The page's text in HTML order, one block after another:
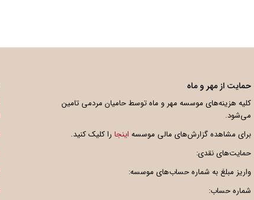
حمایت از مهر و ماه
کلیه هزینه‌های موسسه مهر و ماه توسط حامیان مردمی تامین
می‌شود.
برای مشاهده گزارش‌های مالی موسسه اینجارا کلیک کنید.
حمایت‌های نقدی:
واریز مبلغ به شماره حساب‌های موسسه:
شماره حساب: